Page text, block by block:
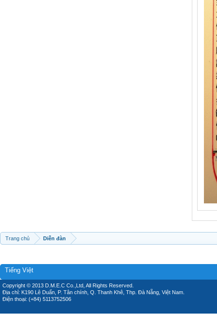
Trang chủ Diễn đàn
Tiếng Việt
Copyright © 2013 D.M.E.C Co.,Ltd, All Rights Reserved.
Địa chỉ: K190 Lê Duẩn, P. Tân chính, Q. Thanh Khê, Thp. Đà Nẵng, Việt Nam.
Điện thoại: (+84) 5113752506